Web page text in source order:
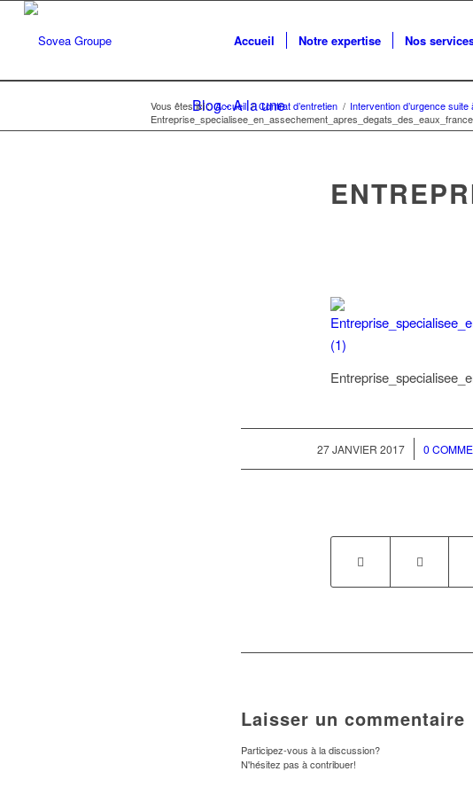
Accueil Notre expertise Nos
Blog - A la une
Vous êtes ici : Accueil / Contrat d’entretien / Intervention d’urgence
27 JANVIER 2017
/ 0 /
Laisser un commentaire
Participez-vous à la discussion?
N'hésitez pas à contribuer!